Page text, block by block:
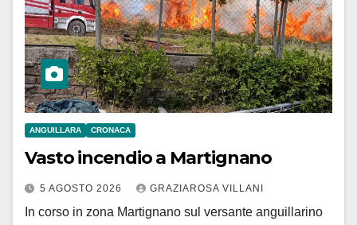
ANGUILLARA CRONACA
Vasto incendio a Martignano
5 AGOSTO 2026 GRAZIAROSA VILLANI
In corso in zona Martignano sul versante anguillarino